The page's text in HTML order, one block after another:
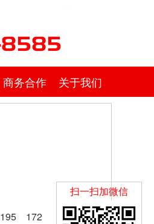
商务合作 关于我们
195
172
扫一扫加微信